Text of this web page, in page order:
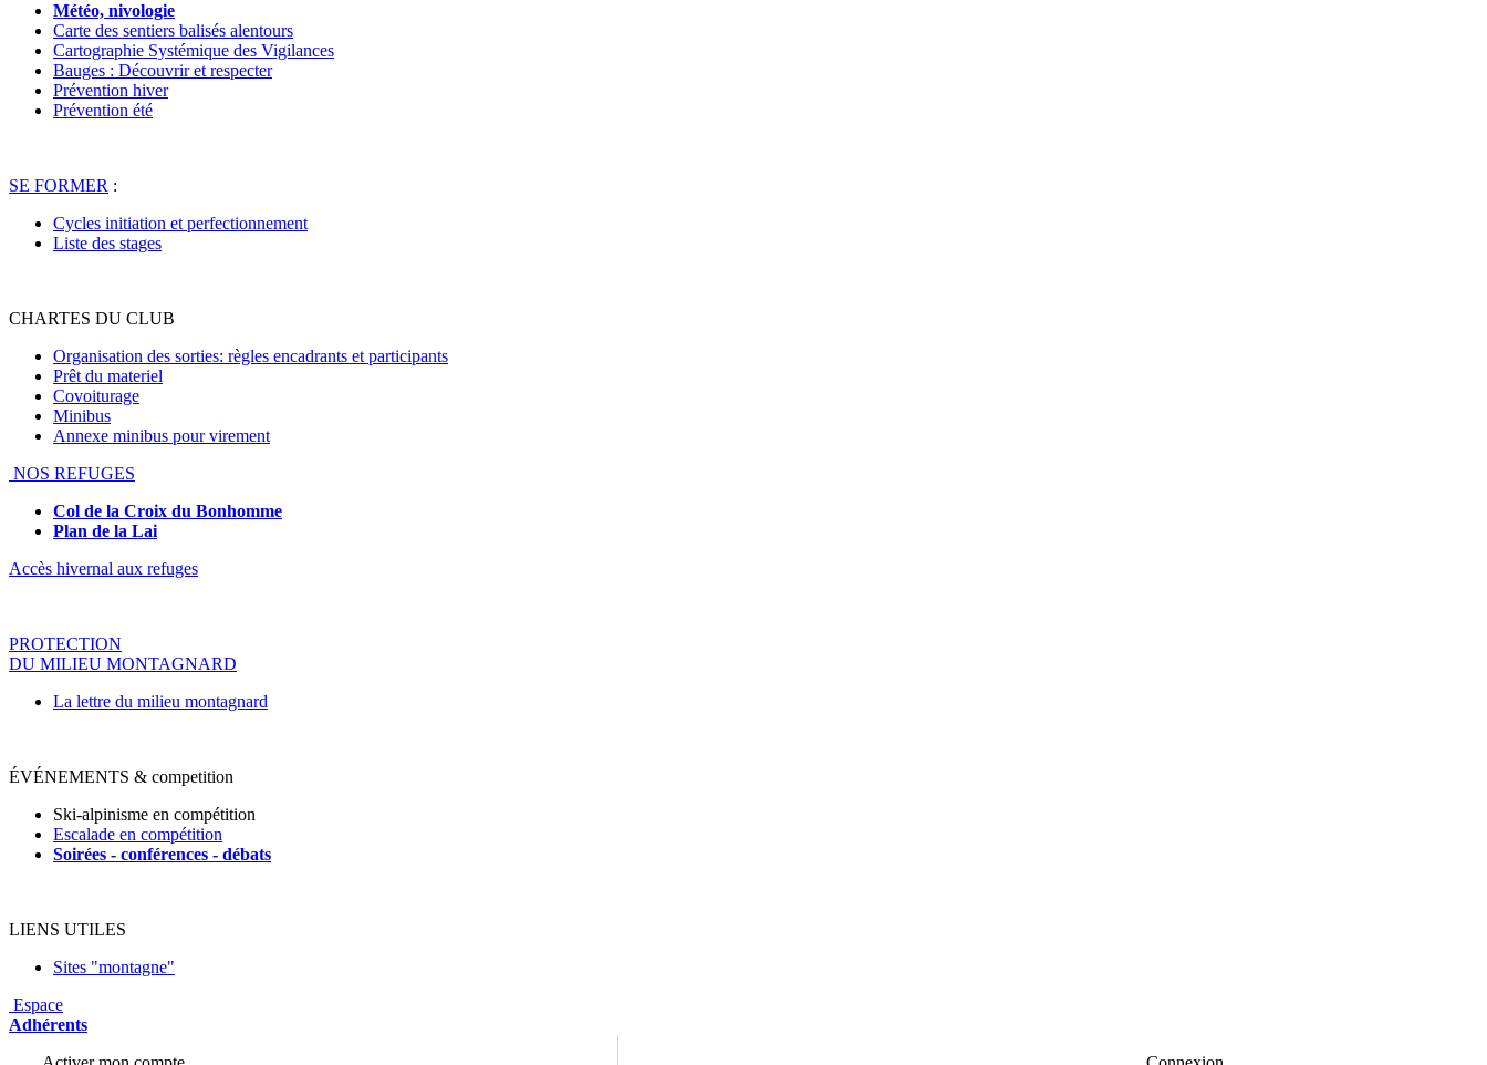
Météo, nivologie
Carte des sentiers balisés alentours
Cartographie Systémique des Vigilances
Bauges : Découvrir et respecter
Prévention hiver
Prévention été
SE FORMER :
Cycles initiation et perfectionnement
Liste des stages
CHARTES DU CLUB
Organisation des sorties: règles encadrants et participants
Prêt du materiel
Covoiturage
Minibus
Annexe minibus pour virement
NOS REFUGES
Col de la Croix du Bonhomme
Plan de la Lai
Accès hivernal aux refuges
PROTECTION
DU MILIEU MONTAGNARD
La lettre du milieu montagnard
ÉVÉNEMENTS & competition
Ski-alpinisme en compétition
Escalade en compétition
Soirées - conférences - débats
LIENS UTILES
Sites "montagne"
Espace
Adhérents